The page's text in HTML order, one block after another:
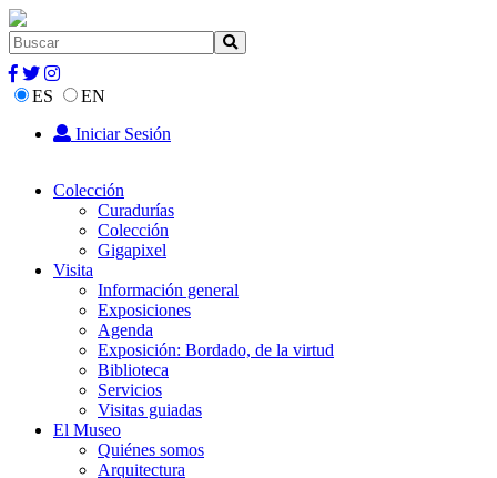
ES
EN
Iniciar Sesión
Colección
Curadurías
Colección
Gigapixel
Visita
Información general
Exposiciones
Agenda
Exposición: Bordado, de la virtud
Biblioteca
Servicios
Visitas guiadas
El Museo
Quiénes somos
Arquitectura